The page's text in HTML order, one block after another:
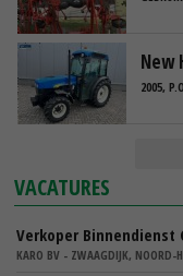
New
2005,
VACATURES
Verkoper Binnendienst
KARO BV - ZWAAGDIJK, NOORD-